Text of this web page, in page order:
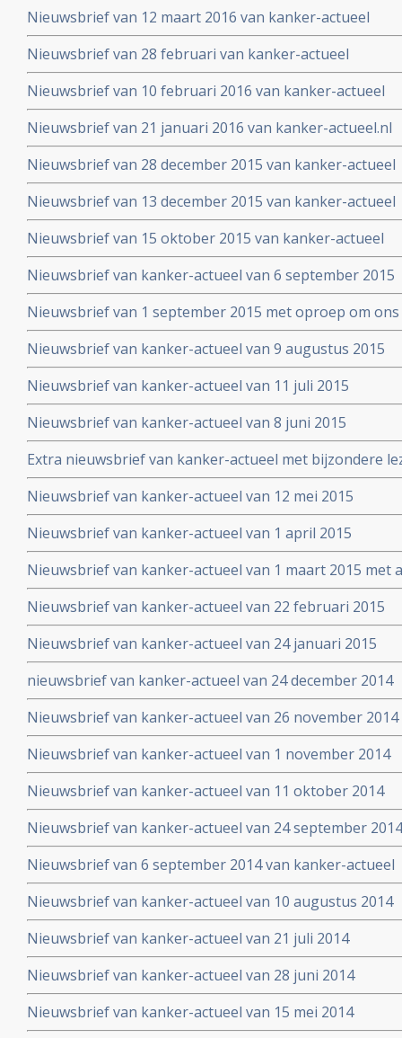
Nieuwsbrief van 12 maart 2016 van kanker-actueel
Nieuwsbrief van 28 februari van kanker-actueel
Nieuwsbrief van 10 februari 2016 van kanker-actueel
Nieuwsbrief van 21 januari 2016 van kanker-actueel.nl
Nieuwsbrief van 28 december 2015 van kanker-actueel
Nieuwsbrief van 13 december 2015 van kanker-actueel
Nieuwsbrief van 15 oktober 2015 van kanker-actueel
Nieuwsbrief van kanker-actueel van 6 september 2015
Nieuwsbrief van 1 september 2015 met oproep om
Nieuwsbrief van kanker-actueel van 9 augustus 2015
Nieuwsbrief van kanker-actueel van 11 juli 2015
Nieuwsbrief van kanker-actueel van 8 juni 2015
Extra nieuwsbrief van kanker-actueel met bijzondere
Truth about cancer: Step outside the box op 25 mei
symposium
Nieuwsbrief van kanker-actueel van 12 mei 2015
Nieuwsbrief van kanker-actueel van 1 april 2015
Nieuwsbrief van kanker-actueel van 1 maart 2015 met
wetenschappelijk bewezen niet-toxische middelen en
Nieuwsbrief van kanker-actueel van 22 februari 2015
Nieuwsbrief van kanker-actueel van 24 januari 2015
nieuwsbrief van kanker-actueel van 24 december 2014
Nieuwsbrief van kanker-actueel van 26 november 2014
Nieuwsbrief van kanker-actueel van 1 november 2014
Nieuwsbrief van kanker-actueel van 11 oktober 2014
Nieuwsbrief van kanker-actueel van 24 september 2014
Nieuwsbrief van 6 september 2014 van kanker-actueel
Nieuwsbrief van kanker-actueel van 10 augustus 2014
Nieuwsbrief van kanker-actueel van 21 juli 2014
Nieuwsbrief van kanker-actueel van 28 juni 2014
Nieuwsbrief van kanker-actueel van 15 mei 2014